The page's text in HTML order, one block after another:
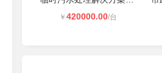
￥ 420000.00/台